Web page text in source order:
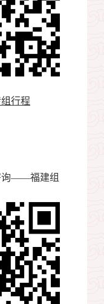
行程
询——福建组